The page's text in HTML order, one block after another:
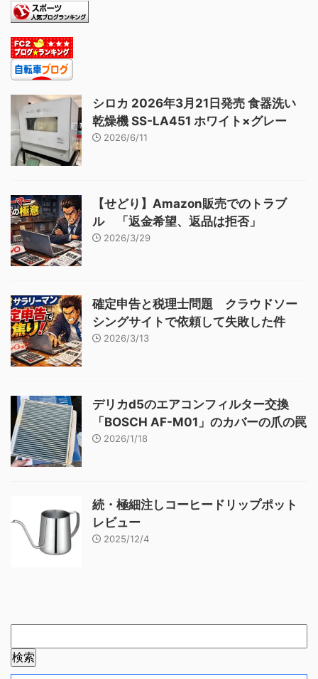
シロカ 2026年3月21日発売 食器洗い
乾燥機 SS-LA451 ホワイト×グレー
2026/6/11
【せどり】Amazon販売でのトラブ
ル 「返金希望、返品は拒否」
2026/3/29
確定申告と税理士問題 クラウドソー
シングサイトで依頼して失敗した件
2026/3/13
デリカd5のエアコンフィルター交換
「BOSCH AF-M01」のカバーの爪の罠
2026/1/18
続・極細注しコーヒードリップポット
レビュー
2025/12/4